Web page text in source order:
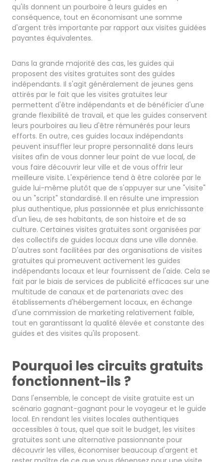
qu'ils donnent un pourboire à leurs guides en
conséquence, tout en économisant une somme
d'argent très importante par rapport aux visites guidées
payantes équivalentes.
Dans la grande majorité des cas, les guides qui
proposent des visites gratuites sont des guides
indépendants. Il s'agit généralement de jeunes gens
attirés par le fait que les visites gratuites leur
permettent d'être indépendants et de bénéficier d'une
grande flexibilité de travail, et que les guides conservent
leurs pourboires au lieu d'être rémunérés pour leurs
efforts. En outre, ces guides locaux indépendants
peuvent insuffler leur propre personnalité dans leurs
visites afin de vous donner leur point de vue local, de
vous faire découvrir leur ville et de vous offrir leur
meilleure visite. L'expérience tend à être colorée par le
guide lui-même plutôt que de s'appuyer sur une "visite"
ou un "script" standardisé. Il en résulte une impression
plus authentique, plus passionnée et plus enrichissante
d'un lieu, de ses habitants, de son histoire et de sa
culture. Certaines visites gratuites sont organisées par
des collectifs de guides locaux dans une ville donnée.
D'autres sont facilitées par des organisations de visites
gratuites qui promeuvent activement les guides
indépendants locaux et leur fournissent de l'aide. Cela se
fait par le biais de services de publicité efficaces sur une
multitude de canaux et de partenariats avec des
établissements d'hébergement locaux, en échange
d'une commission de marketing relativement faible,
tout en garantissant la qualité élevée et constante des
guides et des visites qu'ils proposent.
Pourquoi les circuits gratuits
fonctionnent-ils ?
Dans l'ensemble, le concept de visite gratuite est un
scénario gagnant-gagnant pour le voyageur et le guide
local. En rendant les visites locales authentiques
accessibles à tous, quel que soit le budget, les visites
gratuites sont une alternative passionnante pour
découvrir les villes, économiser beaucoup d'argent et